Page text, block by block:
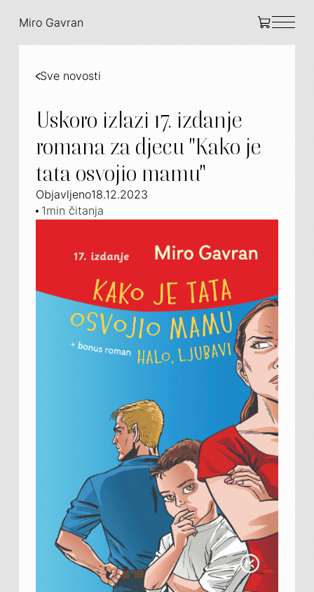
Miro Gavran
Sve novosti
Uskoro izlazi 17. izdanje
romana za djecu "Kako je
tata osvojio mamu"
Objavljeno18.12.2023
1min čitanja